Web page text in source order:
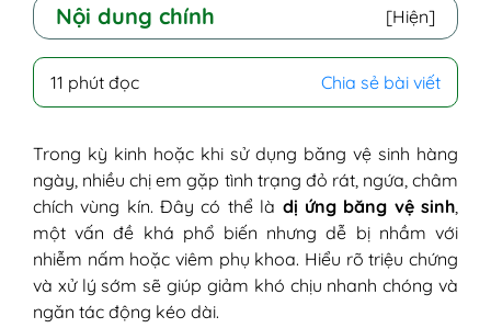
Nội dung chính [Hiện]
II - Dị ứng băng vệ sinh là gì?
1. Hương liệu và chất tạo mùi trong
băng vệ sinh
2. Bề mặt băng vệ sinh quá bí hoặc
kém thoáng khí
3. Ma sát từ bề mặt băng vệ sinh
4. Lớp keo dính ở mặt sau băng
5. Dùng băng vệ sinh hàng ngày quá
11 phút đọc Chia sẻ bài viết
Trong kỳ kinh hoặc khi sử dụng băng vệ sinh hàng
ngày, nhiều chị em gặp tình trạng đỏ rát, ngứa, châm
chích vùng kín. Đây có thể là dị ứng băng vệ sinh
một vấn đề khá phổ biến nhưng dễ bị nhầm với
nhiễm nấm hoặc viêm phụ khoa. Hiểu rõ triệu chứng
và xử lý sớm sẽ giúp giảm khó chịu nhanh chóng và
ngăn tác động kéo dài.